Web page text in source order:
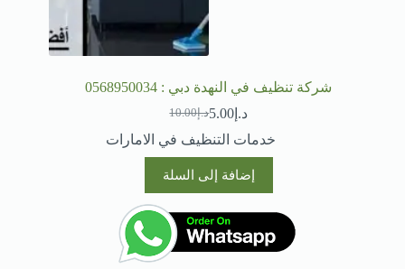
شركة تنظيف في النهدة دبي : 0568950034
د.إ10.00
السعر
الأصلي
هو:
د.إ 5.00السعر
الحالي
هو:
خدمات التنظيف في الامارات
إضافة إلى السلة